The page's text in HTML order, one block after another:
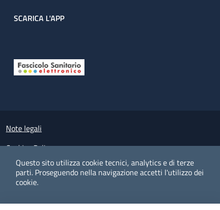
Questo sito utilizza cookie tecnici, analytics e di terze
parti. Proseguendo nella navigazione accetti l'utilizzo dei
cookie.
SCARICA L'APP
Small prints
Note legali
Cookies Policy
Policy privacy e protezione del dato personale
Albo pretorio on-line
Dichiarazione di accessibilità